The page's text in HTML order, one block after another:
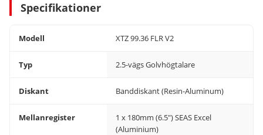
Specifikationer
Modell XTZ 99.36 FLR V2
Typ 2.5-vägs Golvhögtalare
Diskant Banddiskant (Resin-Aluminum)
Mellanregister
1 x 180mm (6.5") SEAS Excel
(Aluminium)